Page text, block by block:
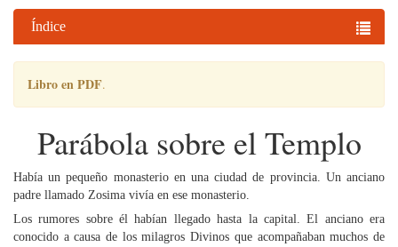
Índice
Libro en PDF.
Parábola sobre el Templo
Había un pequeño monasterio en una ciudad de provincia. Un anciano
padre llamado Zosima vivía en ese monasterio.
Los rumores sobre él habían llegado hasta la capital. El anciano era
conocido a causa de los milagros Divinos que acompañaban muchos de